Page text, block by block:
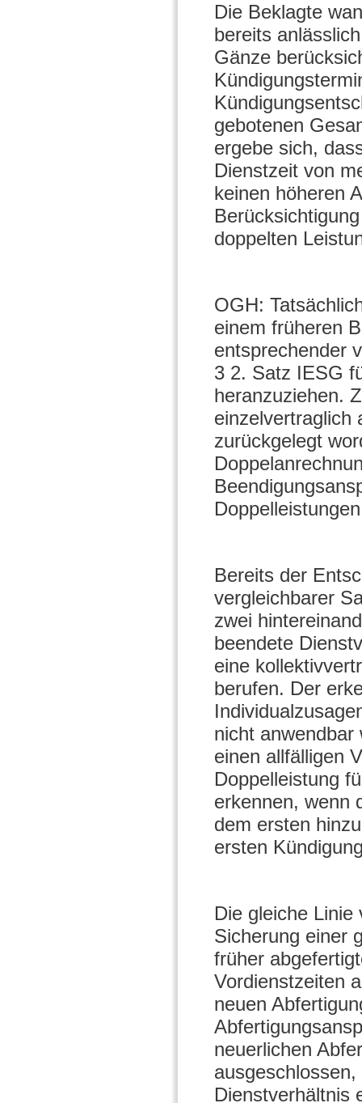
Die Beklagte
bereits
Gänze
gebotenen
ergebe sich,
Dienstzeit von
keinen höheren
doppelten
OGH:
einem früheren
entsprechender
3 2. Satz IESG
heranzuziehen.
einzelvertraglich
zurückgelegt
Bereits der
vergleichbarer
zwei
beendete
eine
berufen. Der
nicht
einen allfälligen
Doppelleistung
erkennen, wenn
dem ersten
ersten
Die gleiche
Sicherung einer
früher
Vordienstzeiten
neuen
neuerlichen
Dienstverhältnis